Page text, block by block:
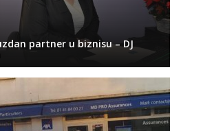
partner u biznisu – DJ